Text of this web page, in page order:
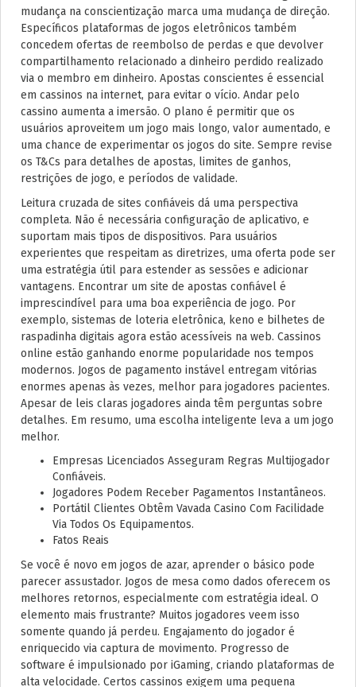
mudança na conscientização marca uma mudança de direção.
Específicos plataformas de jogos eletrônicos também
concedem ofertas de reembolso de perdas e que devolver
compartilhamento relacionado a dinheiro perdido realizado
via o membro em dinheiro. Apostas conscientes é essencial
em cassinos na internet, para evitar o vício. Andar pelo
cassino aumenta a imersão. O plano é permitir que os
usuários aproveitem um jogo mais longo, valor aumentado, e
uma chance de experimentar os jogos do site. Sempre revise
os T&Cs para detalhes de apostas, limites de ganhos,
restrições de jogo, e períodos de validade.
Leitura cruzada de sites confiáveis dá uma perspectiva
completa. Não é necessária configuração de aplicativo, e
suportam mais tipos de dispositivos. Para usuários
experientes que respeitam as diretrizes, uma oferta pode ser
uma estratégia útil para estender as sessões e adicionar
vantagens. Encontrar um site de apostas confiável é
imprescindível para uma boa experiência de jogo. Por
exemplo, sistemas de loteria eletrônica, keno e bilhetes de
raspadinha digitais agora estão acessíveis na web. Cassinos
online estão ganhando enorme popularidade nos tempos
modernos. Jogos de pagamento instável entregam vitórias
enormes apenas às vezes, melhor para jogadores pacientes.
Apesar de leis claras jogadores ainda têm perguntas sobre
detalhes. Em resumo, uma escolha inteligente leva a um jogo
melhor.
Empresas Licenciados Asseguram Regras Multijogador
Confiáveis.
Jogadores Podem Receber Pagamentos Instantâneos.
Portátil Clientes Obtêm Vavada Casino Com Facilidade
Via Todos Os Equipamentos.
Fatos Reais
Se você é novo em jogos de azar, aprender o básico pode
parecer assustador. Jogos de mesa como dados oferecem os
melhores retornos, especialmente com estratégia ideal. O
elemento mais frustrante? Muitos jogadores veem isso
somente quando já perdeu. Engajamento do jogador é
enriquecido via captura de movimento. Progresso de
software é impulsionado por iGaming, criando plataformas de
alta velocidade. Certos cassinos exigem uma pequena